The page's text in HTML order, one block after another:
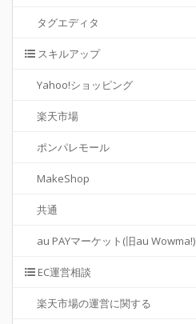
タグエディタ
スキルアップ
Yahoo!ショッピング
楽天市場
ポンパレモール
MakeShop
共通
au PAYマーケット(旧au Wowma!)
EC運営相談
楽天市場の運営に関する